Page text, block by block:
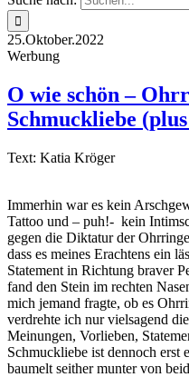
25.Oktober.2022
Werbung
O wie schön –
Schmuckliebe
Text: Katia Kröger
Immerhin war es kein
Tattoo und – puh!- kein
gegen die Diktatur der
dass es meines Erachtens ein
Statement in Richtung braver
fand den Stein im rechten
mich jemand fragte, ob es
verdrehte ich nur vielsagend
Meinungen, Vorlieben,
Schmuckliebe ist dennoch erst
baumelt seither munter von